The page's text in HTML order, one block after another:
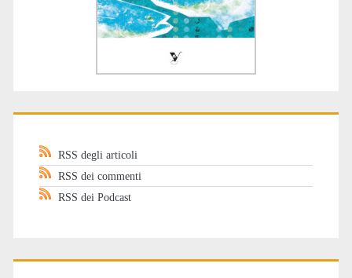
RSS degli articoli
RSS dei commenti
RSS dei Podcast